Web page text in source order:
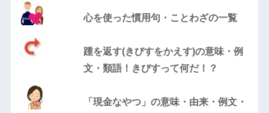
心を使った慣用句・ことわざの一覧
踵を返す(きびすをかえす)の意味・例
文・類語！きびすって何だ！？
「現金なやつ」の意味・由来・例文・